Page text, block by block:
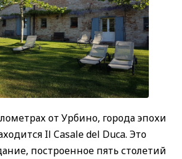
от Урбино, города эпохи
Il Casale del Duca. Это
построенное пять столетий